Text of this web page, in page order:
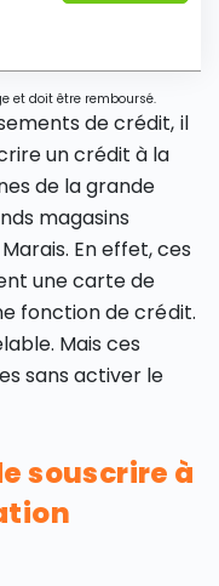
et doit être remboursé.
de crédit, il
un crédit à la
de la grande
magasins
En effet, ces
une carte de
fonction de crédit.
Mais ces
sans activer le
souscrire à